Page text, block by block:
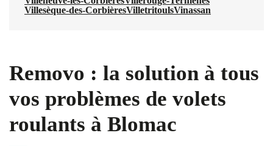
Villesèque-des-CorbièresVilletritoulsVinassan
Removo : la solution à tous
vos problèmes de volets
roulants à Blomac